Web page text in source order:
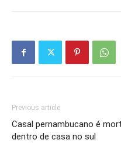
Previous article
Casal pernambucano é
dentro de casa no sul